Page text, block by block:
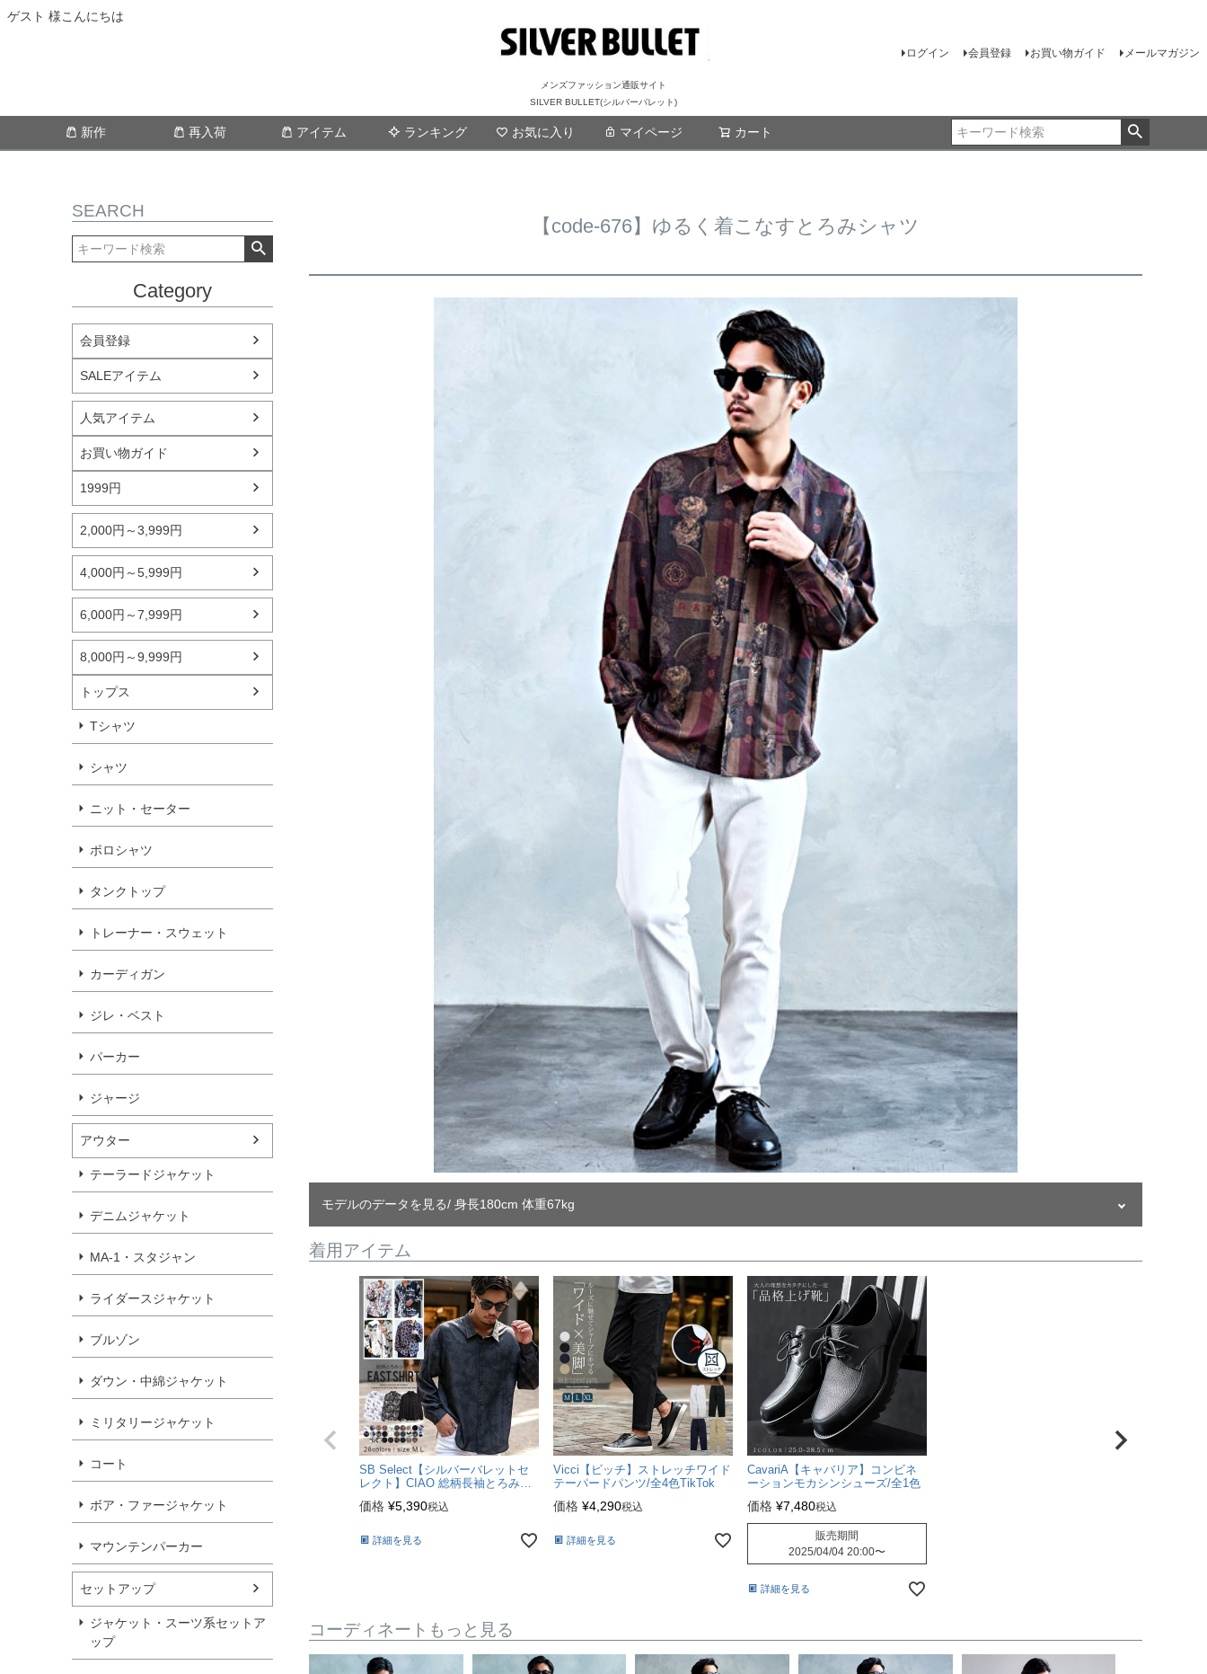
ゲスト 様こんにちは
メンズファッション通販サイト
SILVER BULLET(シルバーバレット)
ログイン 会員登録 お買い物ガイド メールマガジン
新作 再入荷 アイテム ランキング お気に入り マイページ カート
検索
SEARCH
Category
会員登録
SALEアイテム
人気アイテム
お買い物ガイド
1999円
2,000円～3,999円
4,000円～5,999円
6,000円～7,999円
8,000円～9,999円
トップス
Tシャツ
シャツ
ニット・セーター
ポロシャツ
タンクトップ
トレーナー・スウェット
カーディガン
ジレ・ベスト
パーカー
ジャージ
アウター
テーラードジャケット
デニムジャケット
MA-1・スタジャン
ライダースジャケット
ブルゾン
ダウン・中綿ジャケット
ミリタリージャケット
コート
ボア・ファージャケット
マウンテンパーカー
セットアップ
ジャケット・スーツ系セットア
ップ
【code-676】ゆるく着こなすとろみシャツ
モデルのデータを見る/ 身長180cm 体重67kg
モデル
-TAIRA-
身長180cm 体重67kg
着用アイテム
SB Select【シルバーバレットセ
レクト】CIAO 総柄長袖とろみシ
価格 ¥5,390税込
詳細を見る
Vicci【ビッチ】ストレッチワイド
テーパードパンツ/全4色TikTok
価格 ¥4,290税込
詳細を見る
CavariA【キャバリア】コンビネ
ーションモカシンシューズ/全1色
価格 ¥7,480税込
販売期間
2025/04/04 20:00〜
詳細を見る
コーディネートもっと見る